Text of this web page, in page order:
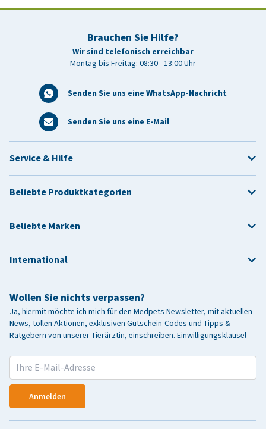
Brauchen Sie Hilfe?
Wir sind telefonisch erreichbar
Montag bis Freitag: 08:30 - 13:00 Uhr
Senden Sie uns eine WhatsApp-Nachricht
Senden Sie uns eine E-Mail
Wollen Sie nichts verpassen?
Ja, hiermit möchte ich mich für den Medpets Newsletter, mit aktuellen
News, tollen Aktionen, exklusiven Gutschein-Codes und Tipps &
Ratgebern von unserer Tierärztin, einschreiben. Einwilligungsklausel
Anmelden
Service & Hilfe
Beliebte Produktkategorien
Beliebte Marken
International